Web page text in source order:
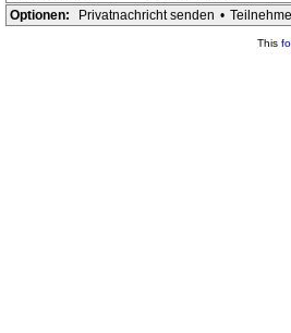
Optionen:
Privatnachricht senden •
This